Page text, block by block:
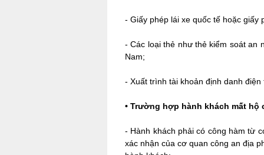
- Giấy phép lái xe quốc tế hoặc giấy
- Các loại thẻ như thẻ kiểm soát an
Nam;
- Xuất trình tài khoản định danh
• Trường hợp hành khách mất hộ
- Hành khách phải có công hàm từ
xác nhận của cơ quan công an địa